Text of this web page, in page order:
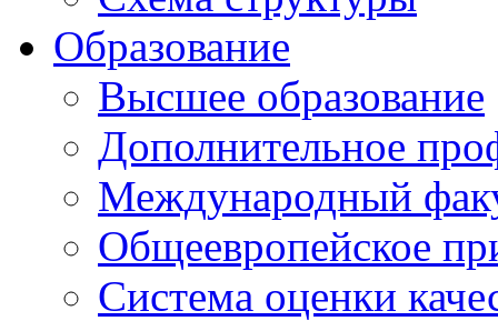
Образование
Высшее образование
Дополнительное
Международный
Общеевропейское
Система оценки